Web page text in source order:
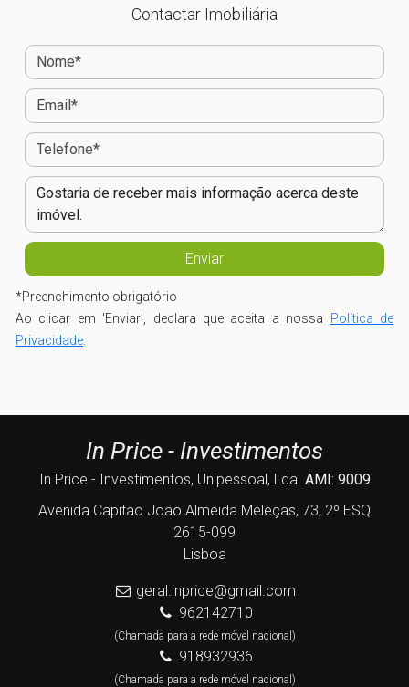
Contactar Imobiliária
*Preenchimento obrigatório
Ao clicar em 'Enviar', declara que aceita a nossa Política de
Privacidade
In Price - Investimentos
In Price - Investimentos, Unipessoal, Lda. AMI: 9009
Avenida Capitão João Almeida Meleças, 73, 2º ESQ
2615-099
Lisboa
geral.inprice@gmail.com
962142710
(Chamada para a rede móvel nacional)
918932936
(Chamada para a rede móvel nacional)